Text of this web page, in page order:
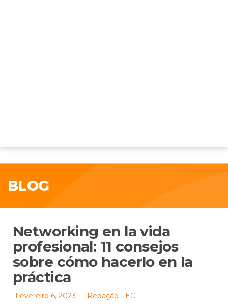
BLOG
Networking en la vida
profesional: 11 consejos
sobre cómo hacerlo en la
práctica
Fevereiro 6, 2023 Redação LEC